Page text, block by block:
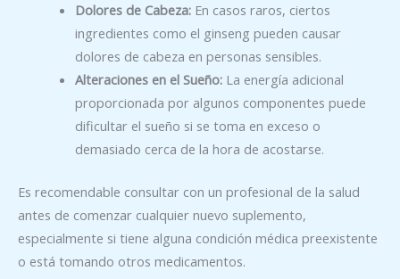
Dolores de Cabeza:En casos raros, ciertos
ingredientes como el ginseng pueden causar
dolores de cabeza en personas sensibles.
Alteraciones en el Sueño:La energía adicional
proporcionada por algunos componentes puede
dificultar el sueño si se toma en exceso o
demasiado cerca de la hora de acostarse.
Es recomendable consultar con un profesional de la salud
antes de comenzar cualquier nuevo suplemento,
especialmente si tiene alguna condición médica preexistente
o está tomando otros medicamentos.